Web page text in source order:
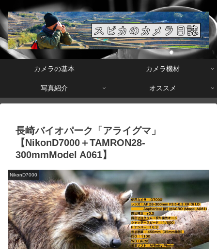
カメラの基本 カメラ機材
写真紹介 オススメ
長崎バイオパーク「アライグマ」
【NikonD7000＋TAMRON28-
300mmModel A061】
NikonD7000